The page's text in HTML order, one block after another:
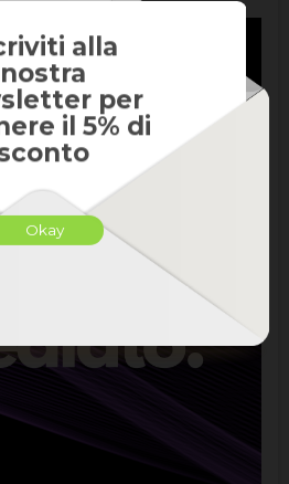
alla
nostra
per
il 5% di
Okay